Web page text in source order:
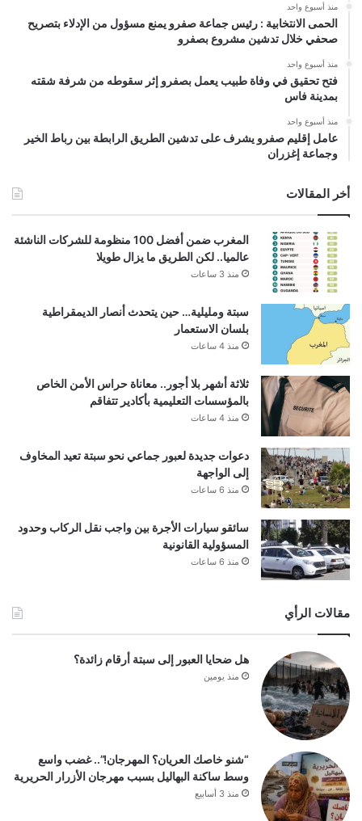
منذ أسبوع واحد
الحمى الانتخابية : رئيس جماعة صفرو يمنع مسؤول من الإدلاء بتصريح
صحفي خلال تدشين مشروع بصفرو
منذ أسبوع واحد
فتح تحقيق في وفاة طبيب يعمل بصفرو إثر سقوطه من شرفة شقته
بمدينة فاس
منذ أسبوع واحد
عامل إقليم صفرو يشرف على تدشين الطريق الرابطة بين رباط الخير
وجماعة إغزران
أخر المقالات
المغرب ضمن أفضل 100 منظومة للشركات الناشئة
عالميا.. لكن الطريق ما يزال طويلا
منذ 3 ساعات
سبتة ومليلية… حين يتحدث أنصار الديمقراطية
بلسان الاستعمار
منذ 4 ساعات
ثلاثة أشهر بلا أجور.. معاناة حراس الأمن الخاص
بالمؤسسات التعليمية بأكادير تتفاقم
منذ 4 ساعات
دعوات جديدة لعبور جماعي نحو سبتة تعيد المخاوف
إلى الواجهة
منذ 6 ساعات
سائقو سيارات الأجرة بين واجب نقل الركاب وحدود
المسؤولية القانونية
منذ 6 ساعات
مقالات الرأي
هل ضحايا العبور إلى سبتة أرقام زائدة؟
منذ يومين
“شنو خاصك العريان؟ المهرجان!”.. غضب واسع
وسط ساكنة البهاليل بسبب مهرجان الأزرار الحريرية
منذ 3 أسابيع